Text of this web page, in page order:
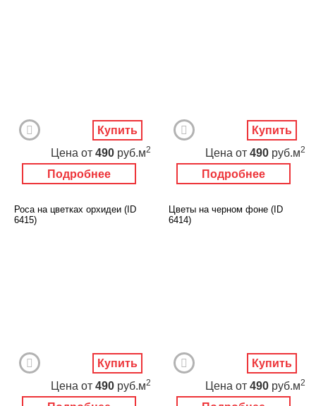
Подробнее
Цена от 490 руб.м2
Купить
Подробнее
Цена от 490 руб.м2
Купить
Роса на цветках орхидеи (ID
6415)
Цена от 490 руб.м2
Купить
Цветы на черном фоне (ID
6414)
Цена от 490 руб.м2
Купить